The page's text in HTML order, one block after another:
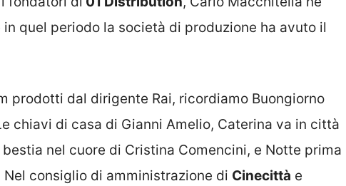
quel periodo la società di produzione ha avuto il
prodotti dal dirigente Rai, ricordiamo Buongiorno
chiavi di casa di Gianni Amelio, Caterina va in città
nel cuore di Cristina Comencini, e Notte prima
consiglio di amministrazione di Cinecittà e